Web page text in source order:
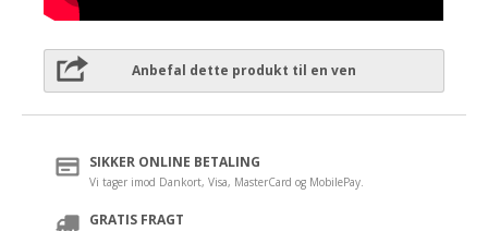
Anbefal dette produkt til en ven
SIKKER ONLINE BETALING
Vi tager imod Dankort, Visa, MasterCard og MobilePay.
GRATIS FRAGT